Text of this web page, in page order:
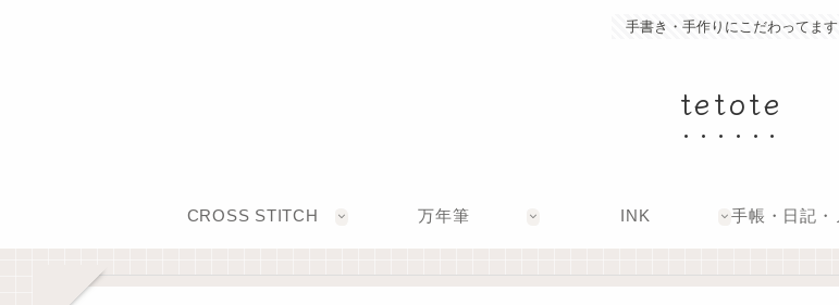
手書き・手作りにこだわってます
tetote
CROSS STITCH 万年筆 INK